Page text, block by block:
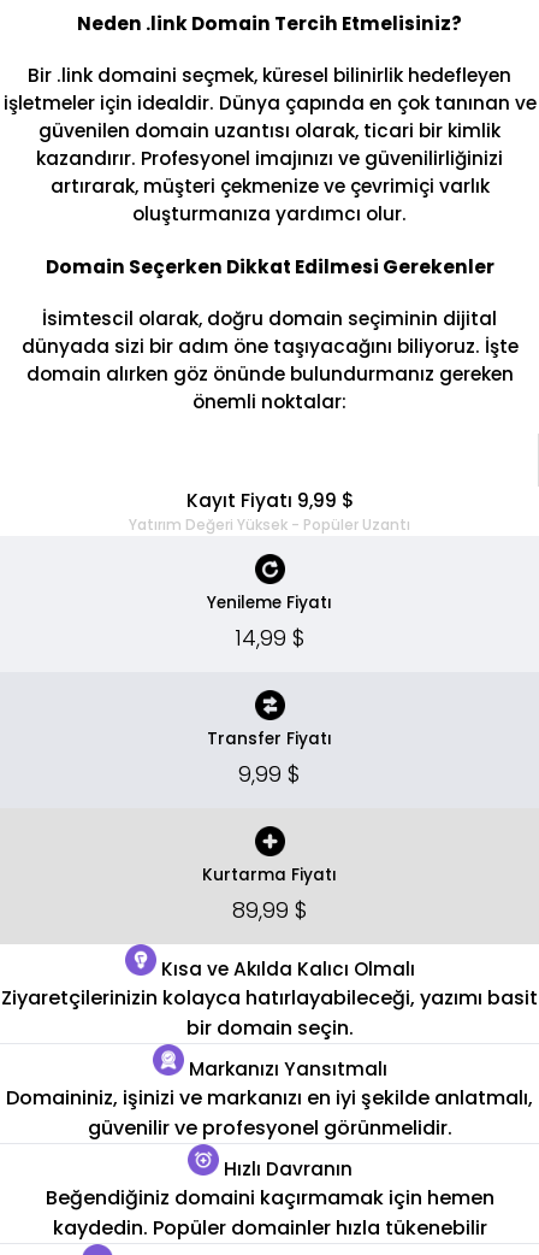
Neden .link Domain Tercih Etmelisiniz?
Bir .link domaini seçmek, küresel bilinirlik hedefleyen
işletmeler için idealdir. Dünya çapında en çok tanınan ve
güvenilen domain uzantısı olarak, ticari bir kimlik
kazandırır. Profesyonel imajınızı ve güvenilirliğinizi
artırarak, müşteri çekmenize ve çevrimiçi varlık
oluşturmanıza yardımcı olur.
Domain Seçerken Dikkat Edilmesi Gerekenler
İsimtescil olarak, doğru domain seçiminin dijital
dünyada sizi bir adım öne taşıyacağını biliyoruz. İşte
domain alırken göz önünde bulundurmanız gereken
önemli noktalar:
Kayıt Fiyatı 9,99 $
Yatırım Değeri Yüksek - Popüler Uzantı
Yenileme Fiyatı
14,99 $
Transfer Fiyatı
9,99 $
Kurtarma Fiyatı
89,99 $
Kısa ve Akılda Kalıcı Olmalı
Ziyaretçilerinizin kolayca hatırlayabileceği, yazımı basit
bir domain seçin.
Markanızı Yansıtmalı
Domaininiz, işinizi ve markanızı en iyi şekilde anlatmalı,
güvenilir ve profesyonel görünmelidir.
Hızlı Davranın
Beğendiğiniz domaini kaçırmamak için hemen
kaydedin. Popüler domainler hızla tükenebilir